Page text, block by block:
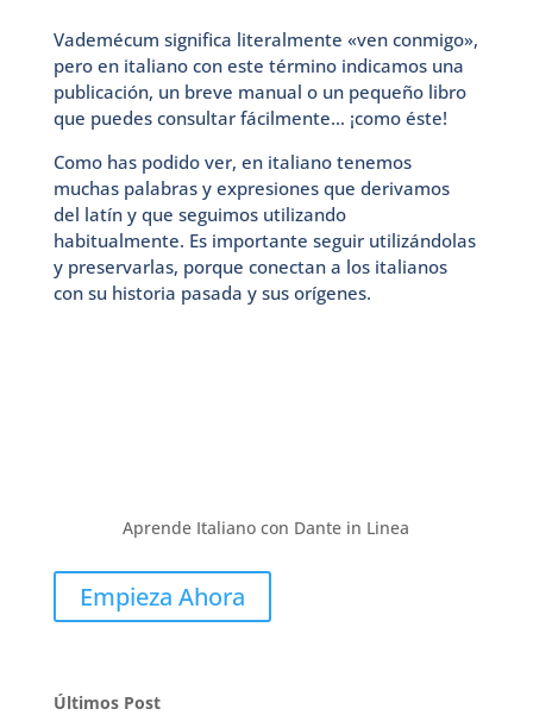
Vademécum significa literalmente «ven conmigo»,
pero en italiano con este término indicamos una
publicación, un breve manual o un pequeño libro
que puedes consultar fácilmente… ¡como éste!
Como has podido ver, en italiano tenemos
muchas palabras y expresiones que derivamos
del latín y que seguimos utilizando
habitualmente. Es importante seguir utilizándolas
y preservarlas, porque conectan a los italianos
con su historia pasada y sus orígenes.
Aprende Italiano con Dante in Linea
Empieza Ahora
Últimos Post